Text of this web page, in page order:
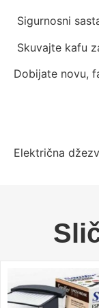
Sigurnosni
Skuvajte kafu
Dobijate novu,
Električna